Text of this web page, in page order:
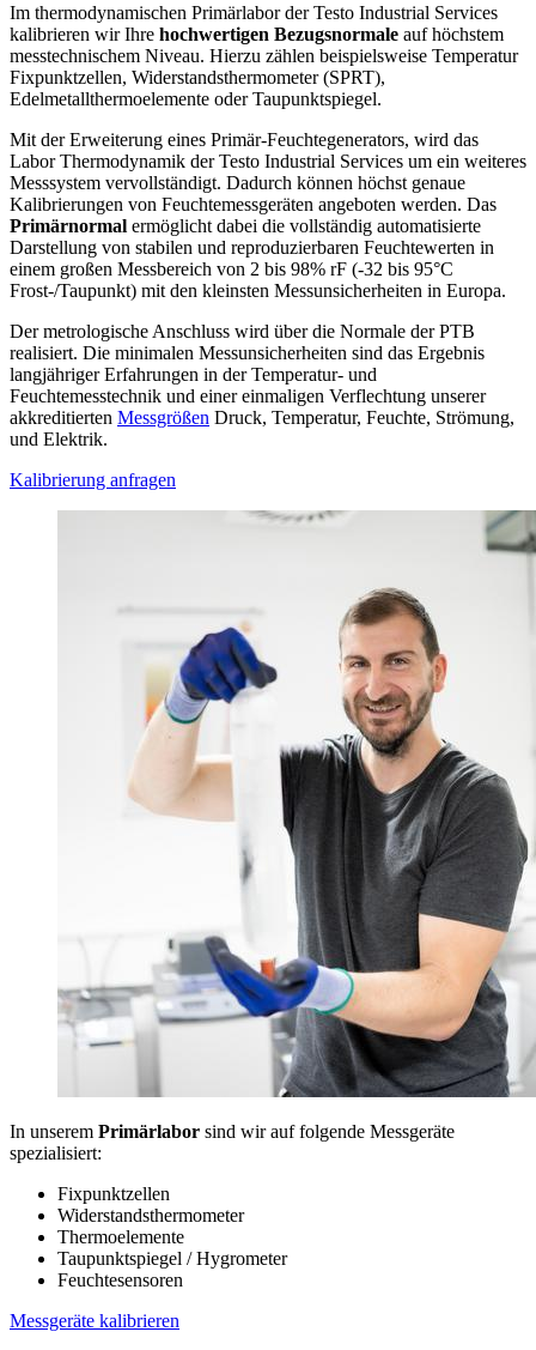
Im thermodynamischen Primärlabor der Testo Industrial Services
kalibrieren wir Ihre hochwertigen Bezugsnormale auf höchstem
messtechnischem Niveau. Hierzu zählen beispielsweise Temperatur
Fixpunktzellen, Widerstandsthermometer (SPRT),
Edelmetallthermoelemente oder Taupunktspiegel.
Mit der Erweiterung eines Primär-Feuchtegenerators, wird das
Labor Thermodynamik der Testo Industrial Services um ein weiteres
Messsystem vervollständigt. Dadurch können höchst genaue
Kalibrierungen von Feuchtemessgeräten angeboten werden. Das
Primärnormal ermöglicht dabei die vollständig automatisierte
Darstellung von stabilen und reproduzierbaren Feuchtewerten in
einem großen Messbereich von 2 bis 98% rF (-32 bis 95°C
Frost-/Taupunkt) mit den kleinsten Messunsicherheiten in Europa.
Der metrologische Anschluss wird über die Normale der PTB
realisiert. Die minimalen Messunsicherheiten sind das Ergebnis
langjähriger Erfahrungen in der Temperatur- und
Feuchtemesstechnik und einer einmaligen Verflechtung unserer
akkreditierten Messgrößen Druck, Temperatur, Feuchte, Strömung,
und Elektrik.
Kalibrierung anfragen
In unserem Primärlabor sind wir auf folgende Messgeräte
spezialisiert:
Fixpunktzellen
Widerstandsthermometer
Thermoelemente
Taupunktspiegel / Hygrometer
Feuchtesensoren
Messgeräte kalibrieren